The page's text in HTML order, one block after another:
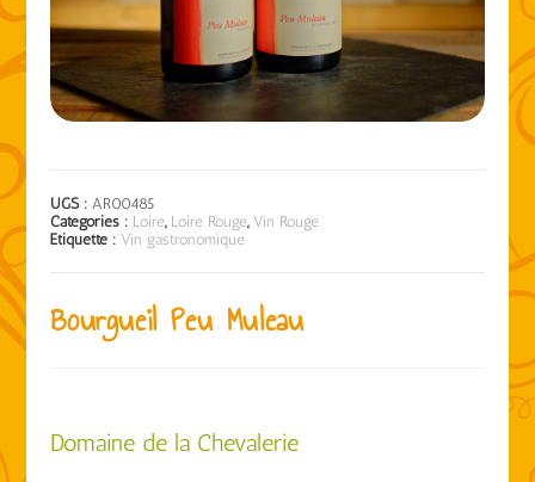
UGS : AR00485
Catégories : Loire, Loire Rouge, Vin Rouge
Étiquette : Vin gastronomique
Bourgueil Peu Muleau
Domaine de la Chevalerie